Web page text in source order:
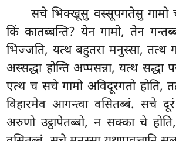
सचे भिक्खूसु वस्सूपगतेसु गामो
किं कातब्बन्ति? येन गामो, तेन
भिज्जति, यत्थ बहुतरा मनुस्सा, तत्थ
अस्सद्धा होन्ति अप्पसन्ना, यत्थ सद्धा
एत्थ च सचे गामो अविदूरगतो होति,
विहारमेव आगन्त्वा वसितब्बं. सचे दूरं
अरुणो उट्ठापेतब्बो, न सक्का चे